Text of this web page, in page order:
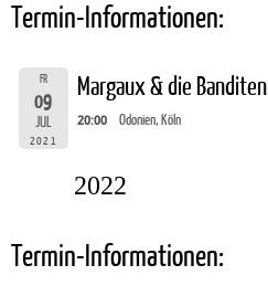
Termin-Informationen:
FR
09
JUL
2021
Margaux & die Banditen
20:00 Odonien, Köln
2022
Termin-Informationen: